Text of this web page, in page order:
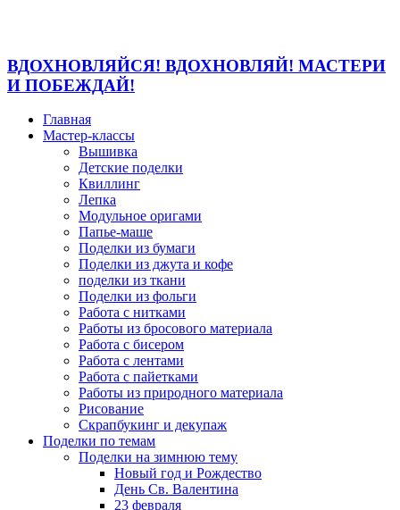
ВДОХНОВЛЯЙСЯ! ВДОХНОВЛЯЙ! МАСТЕРИ
И ПОБЕЖДАЙ!
Главная
Мастер-классы
Вышивка
Детские поделки
Квиллинг
Лепка
Модульное оригами
Папье-маше
Поделки из бумаги
Поделки из джута и кофе
поделки из ткани
Поделки из фольги
Работа с нитками
Работы из бросового материала
Работа с бисером
Работа с лентами
Работа с пайетками
Работы из природного материала
Рисование
Скрапбукинг и декупаж
Поделки по темам
Поделки на зимнюю тему
Новый год и Рождество
День Св. Валентина
23 февраля